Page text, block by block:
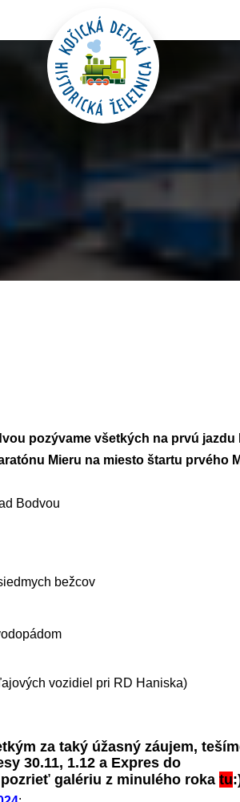
pozývame všetkých na prvú
Mieru na miesto štartu prvého
Bodvou
bežcov
vozidiel pri RD Haniska)
za taký úžasný záujem,
30.11, 1.12 a Expres do
galériu z minulého roka tu